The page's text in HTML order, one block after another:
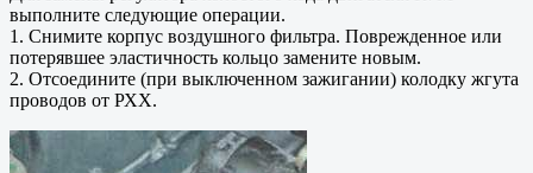
выполните следующие операции.
1. Снимите корпус воздушного фильтра. Поврежденное или
потерявшее эластичность кольцо замените новым.
2. Отсоедините (при выключенном зажигании) колодку жгута
проводов от РХХ.